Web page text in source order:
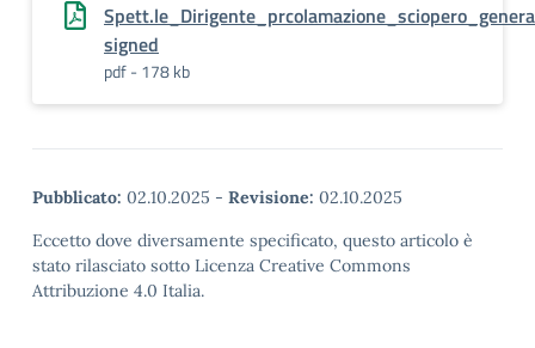
signed
pdf - 178 kb
Pubblicato: 02.10.2025 - Revisione: 02.10.2025
Eccetto dove diversamente specificato, questo articolo è
stato rilasciato sotto Licenza Creative Commons
Attribuzione 4.0 Italia.